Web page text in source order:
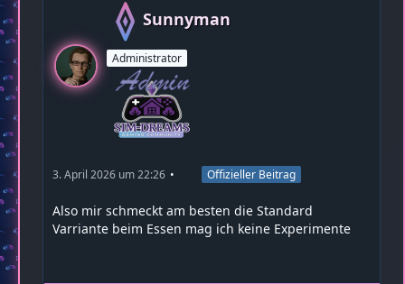
Sunnyman
Administrator
3. April 2026 um 22:26 Offizieller Beitrag
Also mir schmeckt am besten die Standard
Varriante beim Essen mag ich keine Experimente